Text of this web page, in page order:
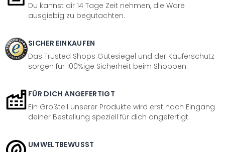
Du kannst dir 14 Tage Zeit nehmen, die Ware
ausgiebig zu begutachten.
SICHER EINKAUFEN
Das Trusted Shops Gütesiegel und der Käuferschutz
sorgen für 100%ige Sicherheit beim Shoppen.
FÜR DICH ANGEFERTIGT
Ein Großteil unserer Produkte wird erst nach Eingang
deiner Bestellung speziell für dich angefertigt.
UMWELTBEWUSST